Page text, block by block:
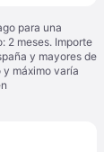
para una
2 meses. Importe
y mayores de
y máximo varía